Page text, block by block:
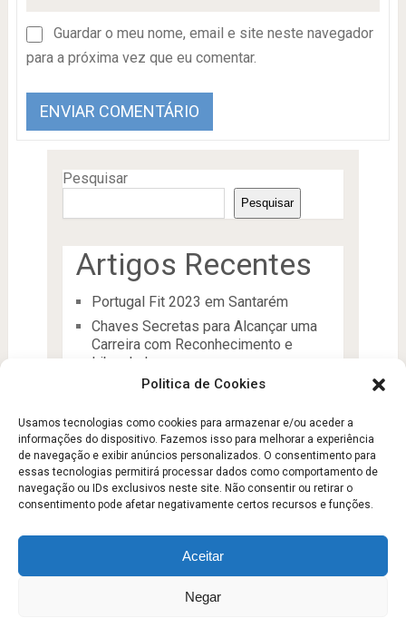
Politica de Cookies
Usamos tecnologias como cookies para armazenar e/ou aceder a
informações do dispositivo. Fazemos isso para melhorar a experiência
de navegação e exibir anúncios personalizados. O consentimento para
essas tecnologias permitirá processar dados como comportamento de
navegação ou IDs exclusivos neste site. Não consentir ou retirar o
consentimento pode afetar negativamente certos recursos e funções.
Aceitar
Negar
Guardar o meu nome, email e site neste navegador
para a próxima vez que eu comentar.
Pesquisar
Pesquisar
Artigos Recentes
Portugal Fit 2023 em Santarém
Chaves Secretas para Alcançar uma
Carreira com Reconhecimento e
Liberdade
manutenção da condição física
Aptidão Física e Saúde
Escola FitnessCopyright © 2026.